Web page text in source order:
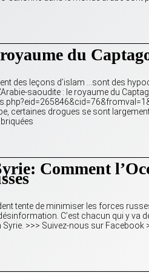
du
des leçons d’islam …sont des
saoudite : le royaume du
certaines drogues se sont
Comment
tente de minimiser les forces
C’est chacun qui y va
Syrie. >>> Suivez-nous sur